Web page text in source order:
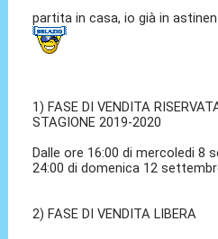
partita in casa, io già in
1) FASE DI VENDITA
STAGIONE 2019-2020
Dalle ore 16:00 di mercoledi 8
24:00 di domenica 12
2) FASE DI VENDITA LIBERA